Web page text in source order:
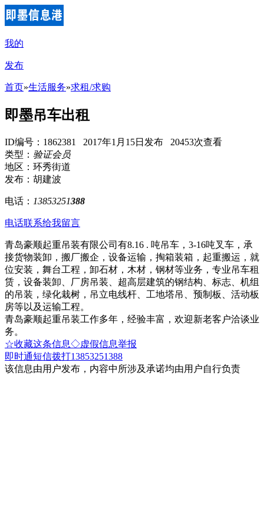
我的
发布
首页»生活服务»求租/求购
即墨吊车出租
ID编号：1862381 2017年1月15日发布 20453次查看
类型： 验证会员
地区：环秀街道
发布：胡建波
电话： 13853251388
电话联系给我留言
青岛豪顺起重吊装有限公司有8.16 . 吨吊车，3-16吨叉车，承
接货物装卸，搬厂搬企，设备运输，掏箱装箱，起重搬运，就
位安装，舞台工程，卸石材，木材，钢材等业务，专业吊车租
赁，设备装卸、厂房吊装、超高层建筑的钢结构、标志、机组
的吊装，绿化栽树，吊立电线杆、工地塔吊、预制板、活动板
房等以及运输工程。
青岛豪顺起重吊装工作多年，经验丰富，欢迎新老客户洽谈业
务。
☆收藏这条信息◇虚假信息举报
即时通短信拨打13853251388
该信息由用户发布，内容中所涉及承诺均由用户自行负责